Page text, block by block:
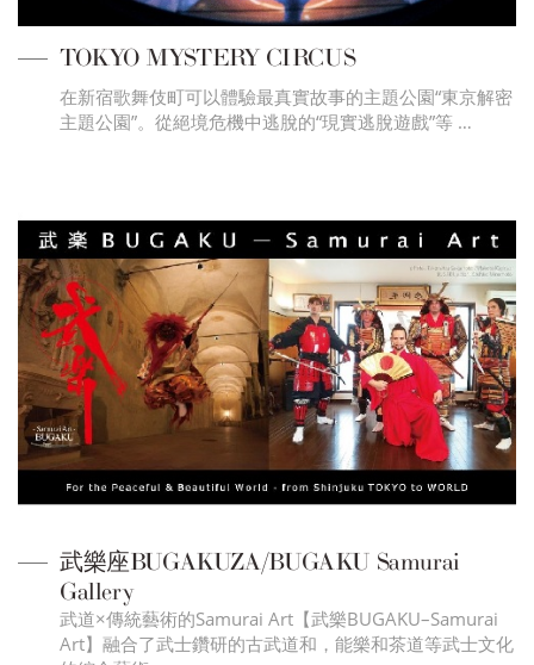
TOKYO MYSTERY CIRCUS
在新宿歌舞伎町可以體驗最真實故事的主題公園“東京解密
主題公園”。從絕境危機中逃脫的“現實逃脫遊戲”等 …
武樂座BUGAKUZA/BUGAKU Samurai
Gallery
武道×傳統藝術的Samurai Art【武樂BUGAKU–Samurai
Art】融合了武士鑽研的古武道和，能樂和茶道等武士文化